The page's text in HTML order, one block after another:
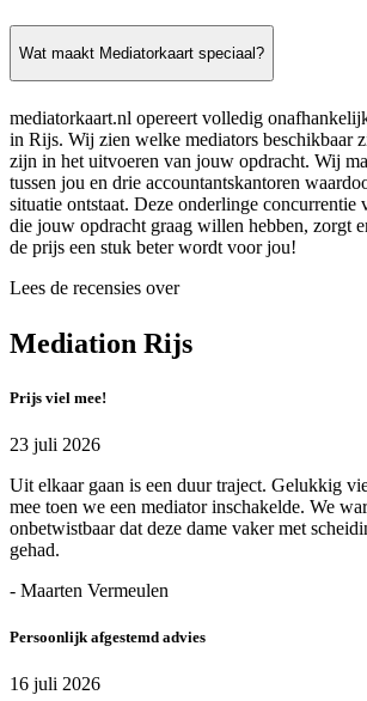
Wat maakt Mediatorkaart speciaal?
mediatorkaart.nl opereert volledig
in Rijs. Wij zien welke mediators beschikbaar
zijn in het uitvoeren van jouw opdracht. Wij
tussen jou en drie accountantskantoren
situatie ontstaat. Deze onderlinge concurrentie
die jouw opdracht graag willen hebben, zorgt
de prijs een stuk beter wordt voor jou!
Lees de recensies over
Mediation Rijs
Prijs viel mee!
23 juli 2026
Uit elkaar gaan is een duur traject. Gelukkig
mee toen we een mediator inschakelde. We
onbetwistbaar dat deze dame vaker met
gehad.
- Maarten Vermeulen
Persoonlijk afgestemd advies
16 juli 2026